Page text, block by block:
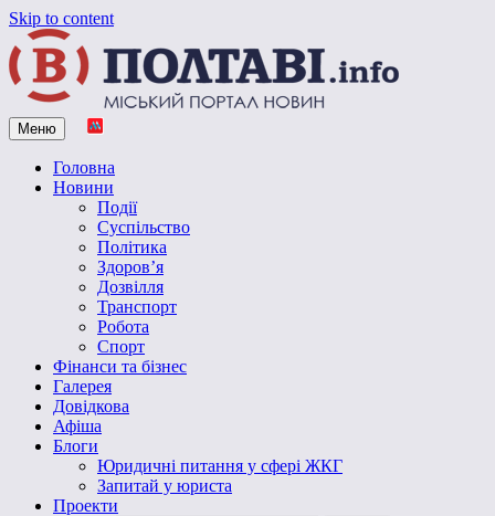
Skip to content
Vpoltave.info
Полтавський портал новин
Меню
Головна
Новини
Події
Суспільство
Політика
Здоров’я
Дозвілля
Транспорт
Робота
Спорт
Фінанси та бізнес
Галерея
Довідкова
Афіша
Блоги
Юридичні питання у сфері ЖКГ
Запитай у юриста
Проекти